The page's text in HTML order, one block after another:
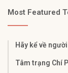
Most Featured
Hãy kể về
Tâm trạng Chí